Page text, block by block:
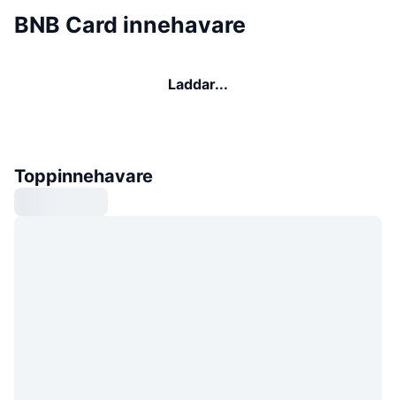
BNB Card innehavare
Laddar...
Toppinnehavare